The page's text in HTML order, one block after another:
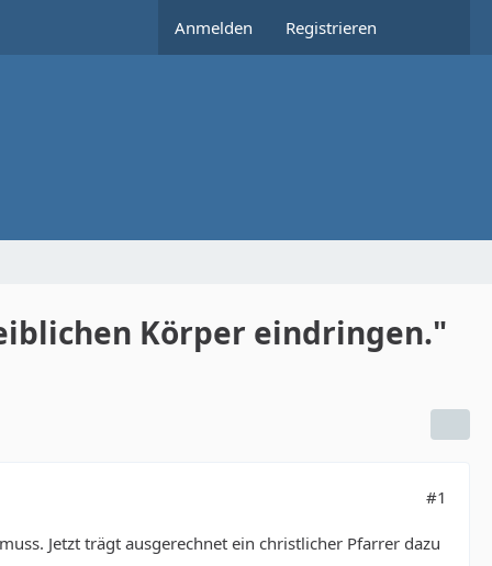
Anmelden Registrieren
Körper eindringen."
#1
Jetzt trägt ausgerechnet ein christlicher Pfarrer dazu